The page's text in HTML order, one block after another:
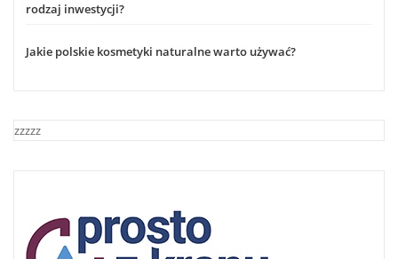
rodzaj inwestycji?
Jakie polskie kosmetyki naturalne warto używać?
zzzzz